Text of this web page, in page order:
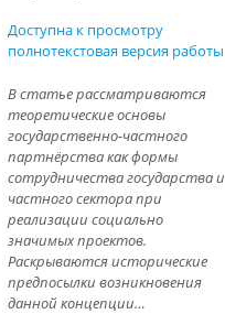
Доступна к просмотру
полнотекстовая версия работы
В статье рассматриваются
теоретические основы
государственно-частного
партнёрства как формы
сотрудничества государства и
частного сектора при
реализации социально
значимых проектов.
Раскрываются исторические
предпосылки возникновения
данной концепции…